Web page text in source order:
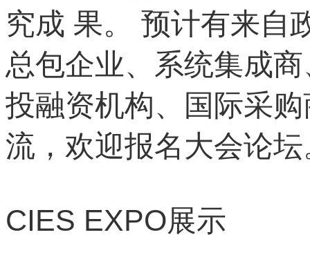
究成 果。 预计有来自
总包企业、系统集成
投融资机构、国际采
流，欢迎报名大会论坛
CIES EXPO展示